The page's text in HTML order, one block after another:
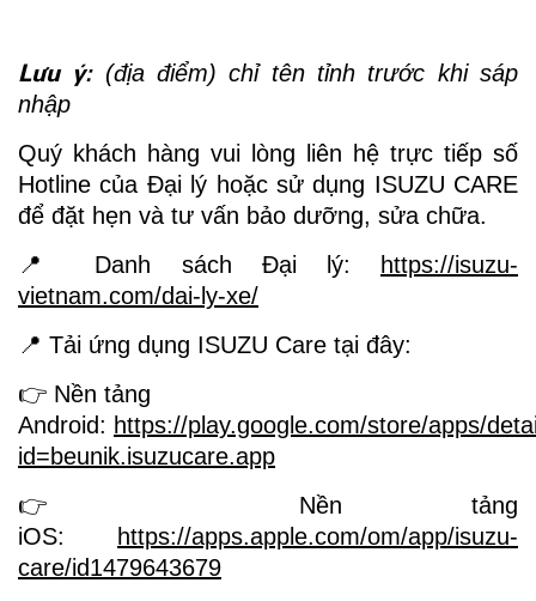
Lưu ý:(địa điểm) chỉ tên tỉnh trước khi sáp
nhập
Quý khách hàng vui lòng liên hệ trực tiếp số
Hotline của Đại lý hoặc sử dụng ISUZU CARE
để đặt hẹn và tư vấn bảo dưỡng, sửa chữa.
📍 Danh sách Đại lý:
https://isuzu-
vietnam.com/dai-ly-xe/
📍 Tải ứng dụng ISUZU Care tại đây:
👉 Nền tảng
Android: https://play.google.com/store/apps/
id=beunik.isuzucare.app
👉 Nền tảng
iOS:
https://apps.apple.com/om/app/isuzu-
care/id1479643679